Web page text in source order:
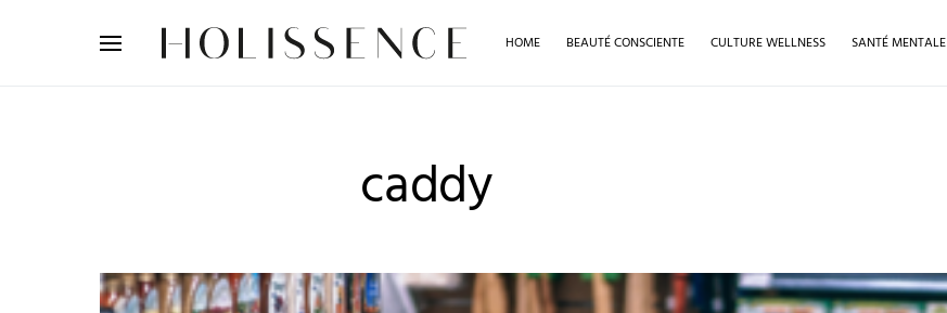
HOME BEAUTÉ CONSCIENTE CULTURE WELLNESS SANTÉ MENTALE
caddy